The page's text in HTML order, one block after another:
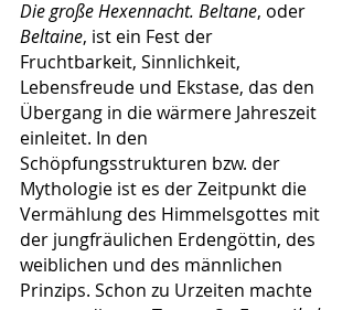
Die große Hexennacht. Beltane, oder
Beltaine, ist ein Fest der
Fruchtbarkeit, Sinnlichkeit,
Lebensfreude und Ekstase, das den
Übergang in die wärmere Jahreszeit
einleitet. In den
Schöpfungsstrukturen bzw. der
Mythologie ist es der Zeitpunkt die
Vermählung des Himmelsgottes mit
der jungfräulichen Erdengöttin, des
weiblichen und des männlichen
Prinzips. Schon zu Urzeiten machte